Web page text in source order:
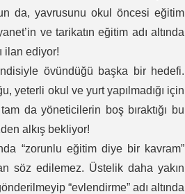
da, yavrusunu okul öncesi eğitim
ve tarikatın eğitim adı altında
ilan ediyor!
övündüğü başka bir hedefi.
yeterli okul ve yurt yapılmadığı için
da yöneticilerin boş bıraktığı bu
alkış bekliyor!
“zorunlu eğitim diye bir kavram”
söz edilemez. Üstelik daha yakın
“evlendirme” adı altında